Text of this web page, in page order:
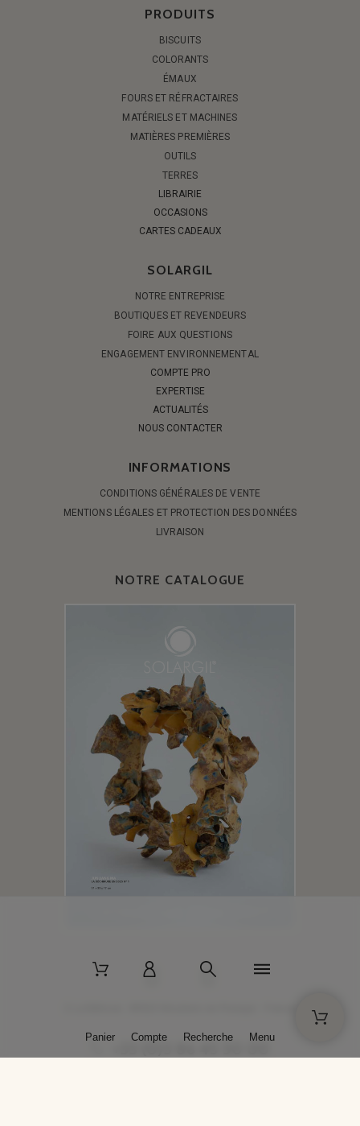
PRODUITS
BISCUITS
COLORANTS
ÉMAUX
FOURS ET RÉFRACTAIRES
MATÉRIELS ET MACHINES
MATIÈRES PREMIÈRES
OUTILS
TERRES
LIBRAIRIE
OCCASIONS
CARTES CADEAUX
SOLARGIL
NOTRE ENTREPRISE
BOUTIQUES ET REVENDEURS
FOIRE AUX QUESTIONS
ENGAGEMENT ENVIRONNEMENTAL
COMPTE PRO
EXPERTISE
ACTUALITÉS
NOUS CONTACTER
INFORMATIONS
CONDITIONS GÉNÉRALES DE VENTE
MENTIONS LÉGALES ET PROTECTION DES DONNÉES
LIVRAISON
NOTRE CATALOGUE
+33 (0)3 86 45 50 00
Panier Compte Recherche Menu